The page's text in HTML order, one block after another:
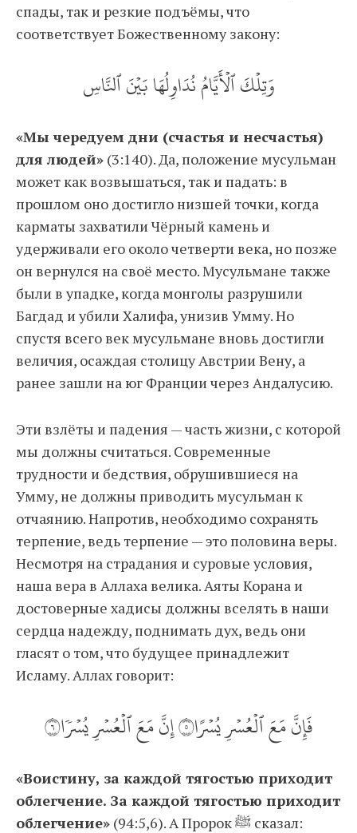
спады, так и резкие подъёмы, что
соответствует Божественному закону:
وَتِلۡكَ ٱلۡأَيَّامُ نُدَاوِلُهَا بَيۡنَ ٱلنَّاسِ
«Мы чередуем дни (счастья и несчастья)
для людей» (3:140). Да, положение мусульман
может как возвышаться, так и падать: в
прошлом оно достигло низшей точки, когда
карматы захватили Чёрный камень и
удерживали его около четверти века, но позже
он вернулся на своё место. Мусульмане также
были в упадке, когда монголы разрушили
Багдад и убили Халифа, унизив Умму. Но
спустя всего век мусульмане вновь достигли
величия, осаждая столицу Австрии Вену, а
ранее зашли на юг Франции через Андалусию.
Эти взлёты и падения — часть жизни, с которой
мы должны считаться. Современные
трудности и бедствия, обрушившиеся на
Умму, не должны приводить мусульман к
отчаянию. Напротив, необходимо сохранять
терпение, ведь терпение — это половина веры.
Несмотря на страдания и суровые условия,
наша вера в Аллаха велика. Аяты Корана и
достоверные хадисы должны вселять в наши
сердца надежду, поднимать дух, ведь они
гласят о том, что будущее принадлежит
Исламу. Аллах говорит:
فَإِنَّ مَعَ ٱلۡعُسۡرِ يُسۡرًا٥ إِنَّ مَعَ ٱلۡعُسۡرِ يُسۡرٗا٦
«Воистину, за каждой тягостью приходит
облегчение. За каждой тягостью приходит
облегчение»
(94:5,6). А Пророк ﷺ сказал: